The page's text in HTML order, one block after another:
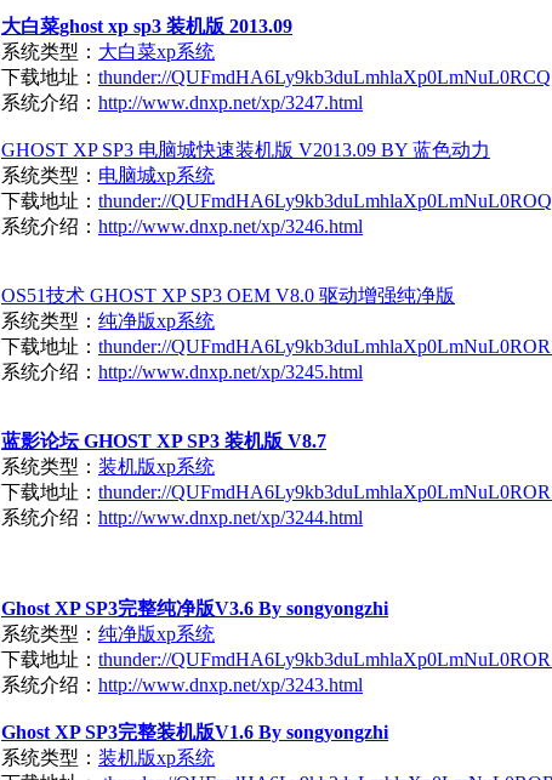
大白菜ghost xp sp3 装机版 2013.09
系统类型： 大白菜xp系统
下载地址： thunder://
系统介绍： http://www.dnxp.net/xp/3247.html
GHOST XP SP3 电脑城快速装机版 V2013.09 BY 蓝色动力
系统类型： 电脑城xp系统
下载地址： thunder://
系统介绍： http://www.dnxp.net/xp/3246.html
OS51技术 GHOST XP SP3 OEM V8.0 驱动增强纯净版
系统类型： 纯净版xp系统
下载地址： thunder://
系统介绍： http://www.dnxp.net/xp/3245.html
蓝影论坛 GHOST XP SP3 装机版 V8.7
系统类型： 装机版xp系统
下载地址： thunder://
系统介绍： http://www.dnxp.net/xp/3244.html
Ghost XP SP3完整纯净版V3.6 By songyongzhi
系统类型： 纯净版xp系统
下载地址： thunder://
系统介绍： http://www.dnxp.net/xp/3243.html
Ghost XP SP3完整装机版V1.6 By songyongzhi
系统类型： 装机版xp系统